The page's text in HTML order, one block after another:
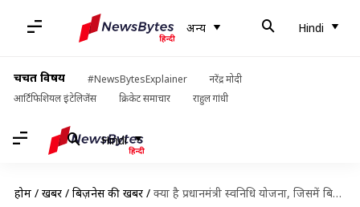
अन्य Hindi
चर्चित विषय #NewsBytesExplainer
नरेंद्र मोदी
आर्टिफिशियल इंटेलिजेंस
क्रिकेट समाचार राहुल गांधी
Hindi
होम / खबरें / बिज़नेस की खबरें / क्या है प्रधानमंत्री स्वनिधि योजना, जिसमें बिना गारंटी के मिल रहा लोन?